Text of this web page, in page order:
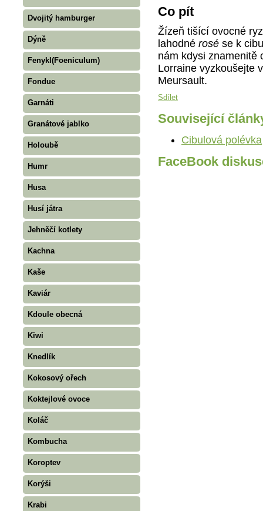
Dvojitý hamburger
Dýně
Fenykl(Foeniculum)
Fondue
Garnáti
Granátové jablko
Holoubě
Humr
Husa
Husí játra
Jehněčí kotlety
Kachna
Kaše
Kaviár
Kdoule obecná
Kiwi
Knedlík
Kokosový ořech
Koktejlové ovoce
Koláč
Kombucha
Koroptev
Korýši
Krabi
Co pít
Žízeň tišící ovocné
lahodné rosé se k
nám kdysi znamenitě
Lorraine vyzkoušejte
Meursault.
Sdílet
Související
Cibulová polévka
FaceBook